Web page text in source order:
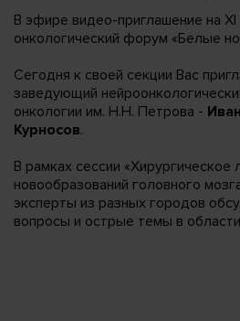
В эфире видео-приглашение на
онкологический форум «Белые
Сегодня к своей секции Вас
заведующий
онкологии им. Н.Н. Петрова -
Курносов.
В рамках сессии «Хирургическое
новообразований головного
эксперты из разных городов
вопросы и острые темы в